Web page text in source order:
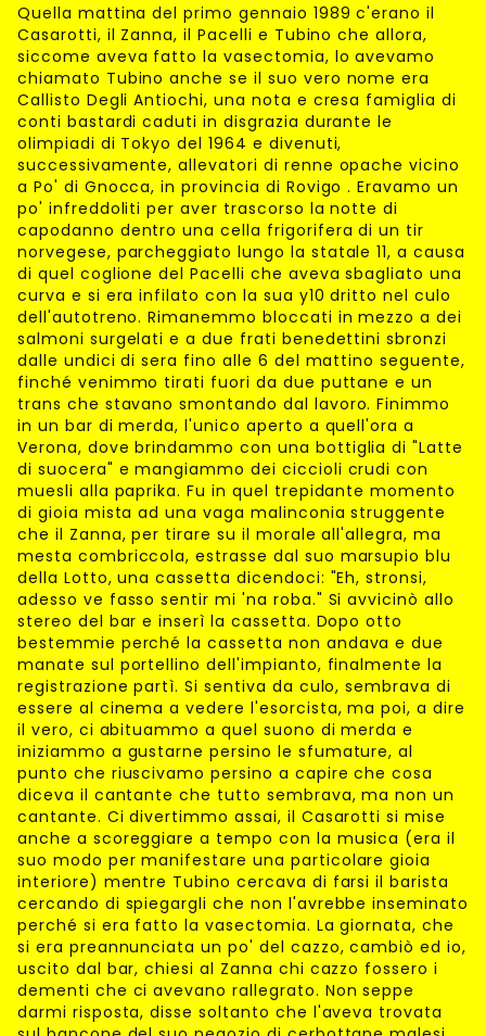
Quella mattina del primo gennaio 1989 c'erano il
Casarotti, il Zanna, il Pacelli e Tubino che allora,
siccome aveva fatto la vasectomia, lo avevamo
chiamato Tubino anche se il suo vero nome era
Callisto Degli Antiochi, una nota e cresa famiglia di
conti bastardi caduti in disgrazia durante le
olimpiadi di Tokyo del 1964 e divenuti,
successivamente, allevatori di renne opache vicino
a Po' di Gnocca, in provincia di Rovigo . Eravamo un
po' infreddoliti per aver trascorso la notte di
capodanno dentro una cella frigorifera di un tir
norvegese, parcheggiato lungo la statale 11, a causa
di quel coglione del Pacelli che aveva sbagliato una
curva e si era infilato con la sua y10 dritto nel culo
dell'autotreno. Rimanemmo bloccati in mezzo a dei
salmoni surgelati e a due frati benedettini sbronzi
dalle undici di sera fino alle 6 del mattino seguente,
finché venimmo tirati fuori da due puttane e un
trans che stavano smontando dal lavoro. Finimmo
in un bar di merda, l'unico aperto a quell'ora a
Verona, dove brindammo con una bottiglia di "Latte
di suocera" e mangiammo dei ciccioli crudi con
muesli alla paprika. Fu in quel trepidante momento
di gioia mista ad una vaga malinconia struggente
che il Zanna, per tirare su il morale all'allegra, ma
mesta combriccola, estrasse dal suo marsupio blu
della Lotto, una cassetta dicendoci: "Eh, stronsi,
adesso ve fasso sentir mi 'na roba." Si avvicinò allo
stereo del bar e inserì la cassetta. Dopo otto
bestemmie perché la cassetta non andava e due
manate sul portellino dell'impianto, finalmente la
registrazione partì. Si sentiva da culo, sembrava di
essere al cinema a vedere l'esorcista, ma poi, a dire
il vero, ci abituammo a quel suono di merda e
iniziammo a gustarne persino le sfumature, al
punto che riuscivamo persino a capire che cosa
diceva il cantante che tutto sembrava, ma non un
cantante. Ci divertimmo assai, il Casarotti si mise
anche a scoreggiare a tempo con la musica (era il
suo modo per manifestare una particolare gioia
interiore) mentre Tubino cercava di farsi il barista
cercando di spiegargli che non l'avrebbe inseminato
perché si era fatto la vasectomia. La giornata, che
si era preannunciata un po' del cazzo, cambiò ed io,
uscito dal bar, chiesi al Zanna chi cazzo fossero i
dementi che ci avevano rallegrato. Non seppe
darmi risposta, disse soltanto che l'aveva trovata